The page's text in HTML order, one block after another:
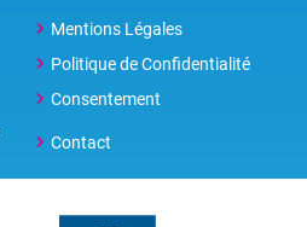
Mentions Légales
Politique de Confidentialité
Consentement
Contact